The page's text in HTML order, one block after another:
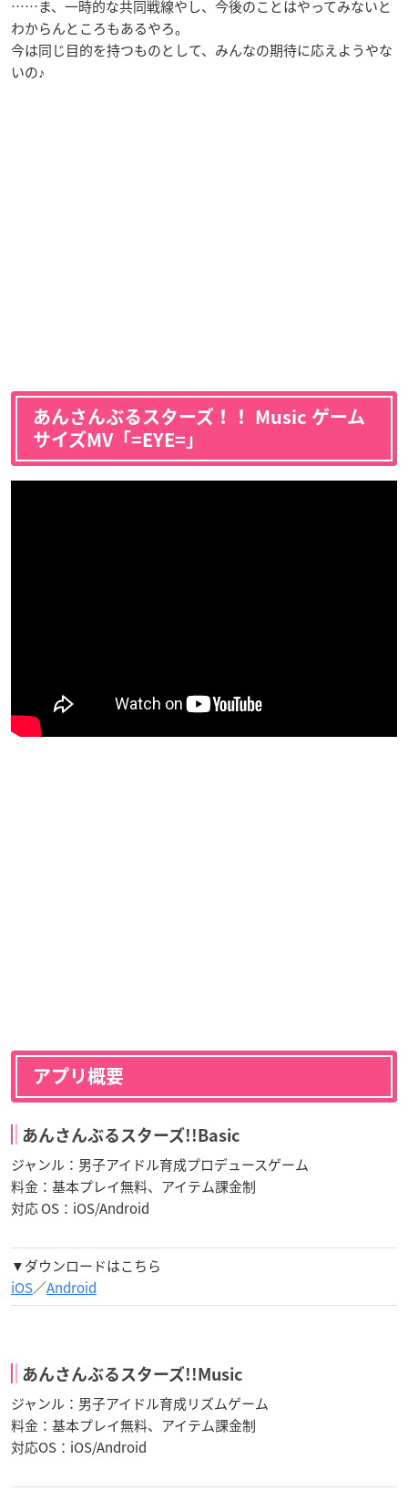
……ま、一時的な共同戦線やし、今後のことはやってみないと
わからんところもあるやろ。
今は同じ目的を持つものとして、みんなの期待に応えようやな
いの♪
あんさんぶるスターズ！！ Music ゲーム
サイズMV「=EYE=」
アプリ概要
あんさんぶるスターズ!!Basic
ジャンル：男子アイドル育成プロデュースゲーム
料金：基本プレイ無料、アイテム課金制
対応 OS：iOS/Android
▼ダウンロードはこちら
iOS／Android
あんさんぶるスターズ!!Music
ジャンル：男子アイドル育成リズムゲーム
料金：基本プレイ無料、アイテム課金制
対応OS：iOS/Android